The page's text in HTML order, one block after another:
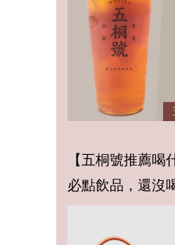
【五桐號推薦
必點飲品，還沒